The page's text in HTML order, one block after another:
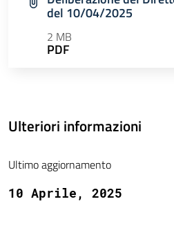
del 10/04/2025
2 MB
PDF
Ulteriori informazioni
Ultimo aggiornamento
10 Aprile, 2025